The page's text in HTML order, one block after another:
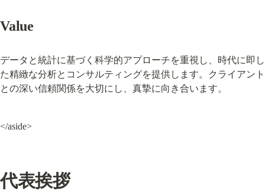
Value
データと統計に基づく科学的アプローチを重視し、時代に即し
た精緻な分析とコンサルティングを提供します。クライアント
との深い信頼関係を大切にし、真摯に向き合います。
</aside>
代表挨拶